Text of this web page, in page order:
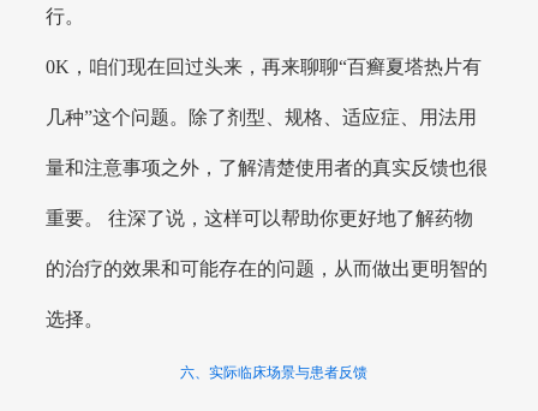
行。
0K，咱们现在回过头来，再来聊聊“百癣夏塔热片有
几种”这个问题。除了剂型、规格、适应症、用法用
量和注意事项之外，了解清楚使用者的真实反馈也很
重要。 往深了说，这样可以帮助你更好地了解药物
的治疗的效果和可能存在的问题，从而做出更明智的
选择。
六、实际临床场景与患者反馈